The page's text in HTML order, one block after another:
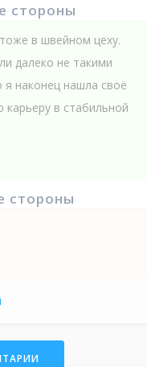
стороны
в швейном цеху.
далеко не такими
наконец нашла своё
в стабильной
стороны